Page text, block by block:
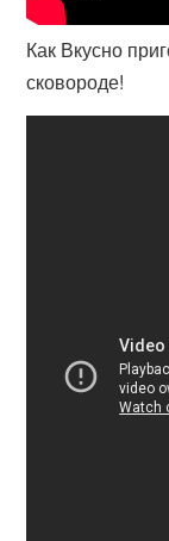
Как Вкусно
сковороде!